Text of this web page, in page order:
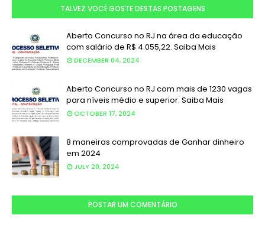
TALVEZ VOCÊ GOSTE DESTAS POSTAGENS
Aberto Concurso no RJ na área da educação
com salário de R$ 4.055,22. Saiba Mais
DECEMBER 04, 2024
Aberto Concurso no RJ com mais de 1230 vagas
para níveis médio e superior. Saiba Mais
OCTOBER 17, 2024
8 maneiras comprovadas de Ganhar dinheiro
em 2024
JULY 20, 2024
POSTAR UM COMENTÁRIO